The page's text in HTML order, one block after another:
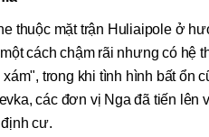
thuộc mặt trận Huliaipole ở
cách chậm rãi nhưng có hệ
trong khi tình hình bất ổn
các đơn vị Nga đã tiến lên
cư.